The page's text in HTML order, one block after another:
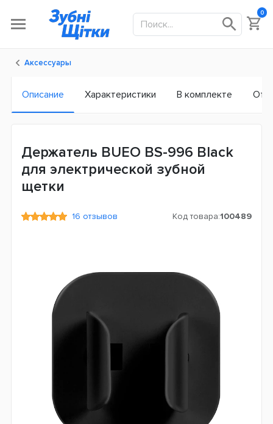
0
Аксессуары
Описание Характеристики В комплекте
Держатель BUEO BS-996 Black
для электрической зубной
щетки
16 отзывов Код товара:100489